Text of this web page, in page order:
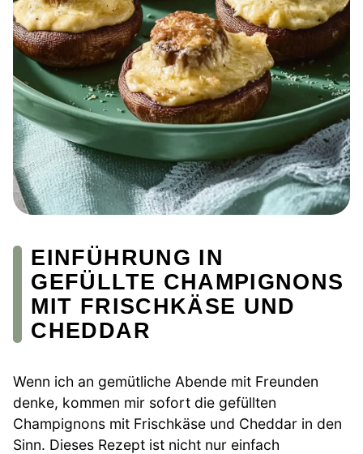
EINFÜHRUNG IN
GEFÜLLTE CHAMPIGNONS
MIT FRISCHKÄSE UND
CHEDDAR
Wenn ich an gemütliche Abende mit Freunden
denke, kommen mir sofort die gefüllten
Champignons mit Frischkäse und Cheddar in den
Sinn. Dieses Rezept ist nicht nur einfach